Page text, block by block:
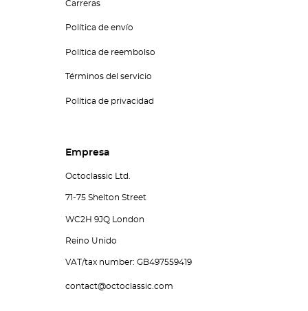
Carreras
Política de envío
Política de reembolso
Términos del servicio
Política de privacidad
Empresa
Octoclassic Ltd.
71-75 Shelton Street
WC2H 9JQ London
Reino Unido
VAT/tax number: GB497559419
contact@octoclassic.com